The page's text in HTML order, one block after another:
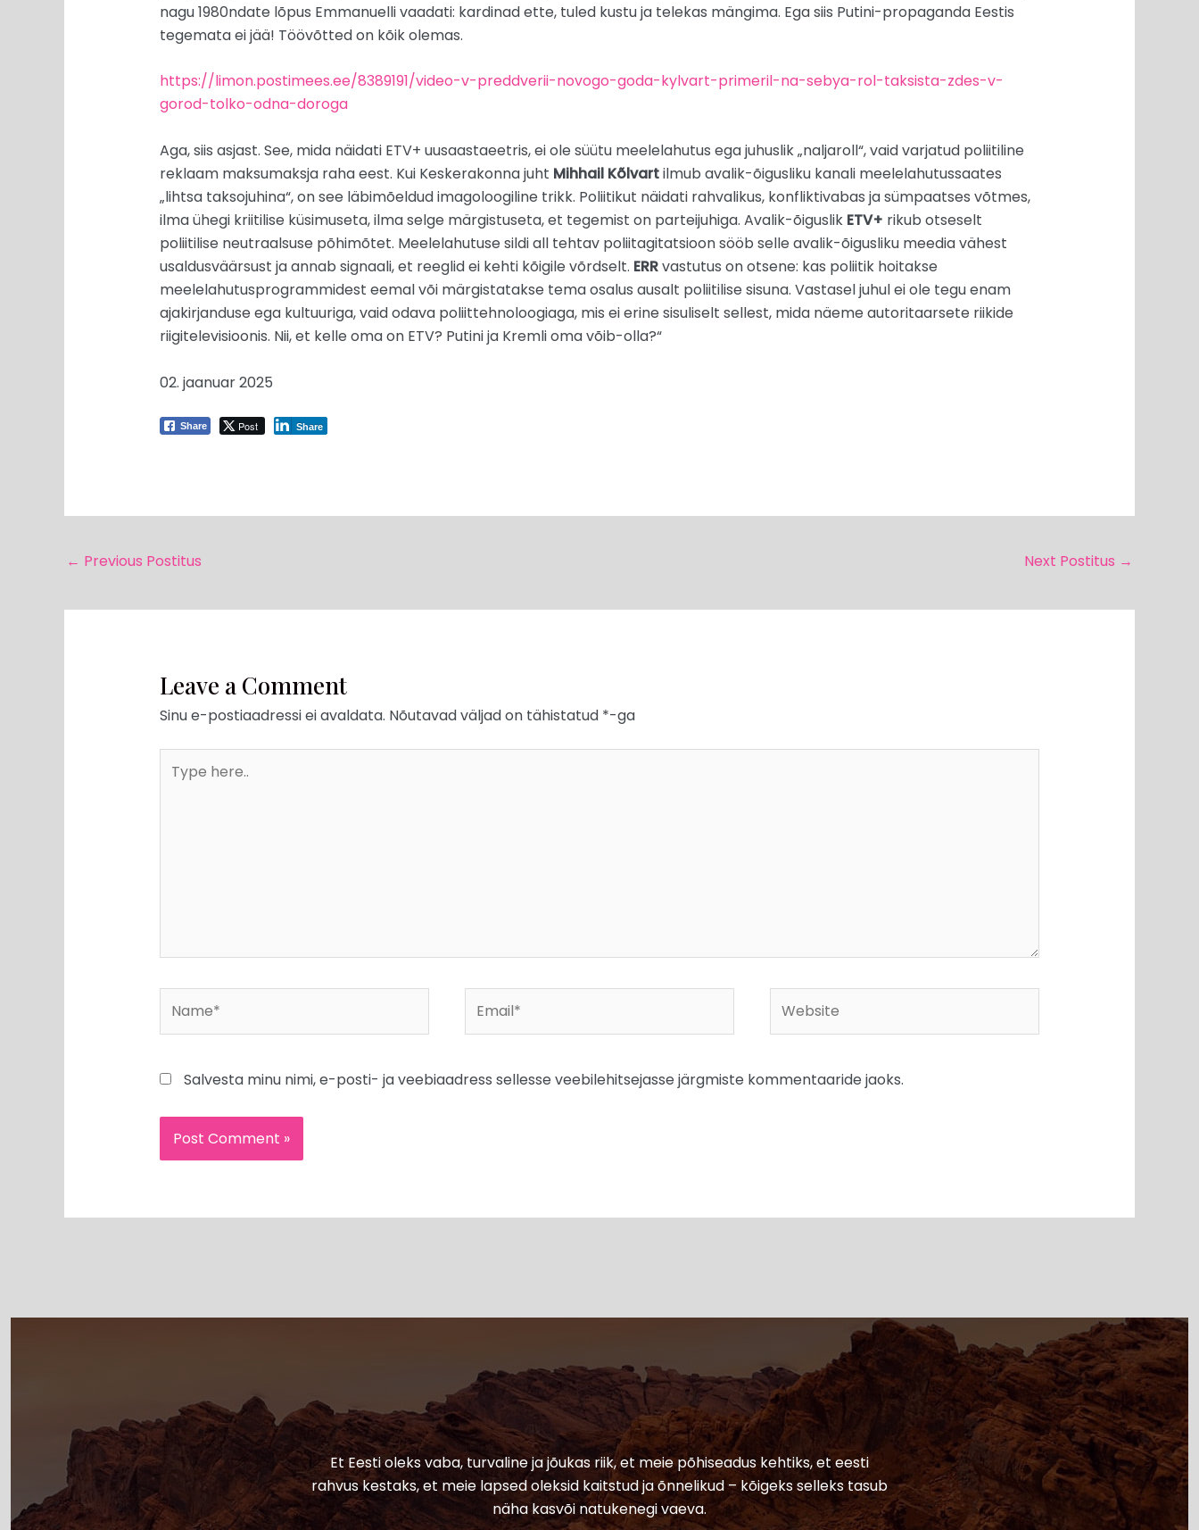
nagu 1980ndate lõpus Emmanuelli vaadati: kardinad ette, tuled kustu ja telekas mängima. Ega siis Putini-propaganda Eestis
tegemata ei jää! Töövõtted on kõik olemas.
https://limon.postimees.ee/8389191/video-v-preddverii-novogo-goda-kylvart-primeril-na-sebya-rol-taksista-zdes-v-
gorod-tolko-odna-doroga
Aga, siis asjast. See, mida näidati ETV+ uusaastaeetris, ei ole süütu meelelahutus ega juhuslik „naljaroll“, vaid varjatud poliitiline
reklaam maksumaksja raha eest. Kui Keskerakonna juht Mihhail Kõlvartilmub avalik-õigusliku kanali meelelahutussaates
„lihtsa taksojuhina“, on see läbimõeldud imagoloogiline trikk. Poliitikut näidati rahvalikus, konfliktivabas ja sümpaatses võtmes,
ilma ühegi kriitilise küsimuseta, ilma selge märgistuseta, et tegemist on parteijuhiga. Avalik-õiguslik ETV+ rikub otseselt
poliitilise neutraalsuse põhimõtet. Meelelahutuse sildi all tehtav poliitagitatsioon sööb selle avalik-õigusliku meedia vähest
usaldusväärsust ja annab signaali, et reeglid ei kehti kõigile võrdselt. ERRvastutus on otsene: kas poliitik hoitakse
meelelahutusprogrammidest eemal või märgistatakse tema osalus ausalt poliitilise sisuna. Vastasel juhul ei ole tegu enam
ajakirjanduse ega kultuuriga, vaid odava poliittehnoloogiaga, mis ei erine sisuliselt sellest, mida näeme autoritaarsete riikide
riigitelevisioonis. Nii, et kelle oma on ETV? Putini ja Kremli oma võib-olla?“
02. jaanuar 2025
Share Post Share
← Previous Postitus Next Postitus →
Leave a Comment
Sinu e-postiaadressi ei avaldata. Nõutavad väljad on tähistatud *-ga
here..
Salvesta minu nimi, e-posti- ja veebiaadress sellesse veebilehitsejasse järgmiste kommentaaride jaoks.
Et Eesti oleks vaba, turvaline ja jõukas riik, et meie põhiseadus kehtiks, et eesti
rahvus kestaks, et meie lapsed oleksid kaitstud ja õnnelikud – kõigeks selleks tasub
näha kasvõi natukenegi vaeva.